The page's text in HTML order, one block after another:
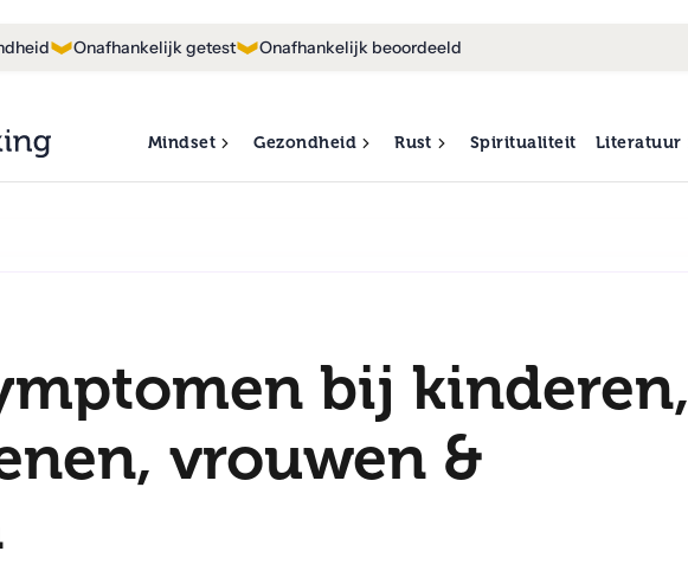
Onafhankelijk getest Onafhankelijk beoordeeld
Mindset Gezondheid Rust Spiritualiteit Literatuur
bij kinderen,
vrouwen &